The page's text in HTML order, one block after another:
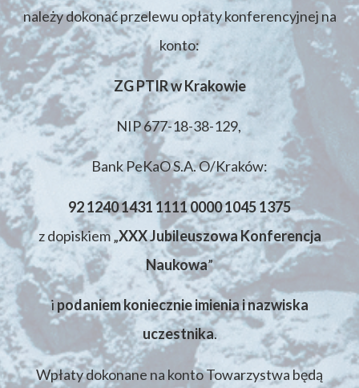
należy dokonać przelewu opłaty konferencyjnej na
konto:
ZG PTIR w Krakowie
NIP 677-18-38-129,
Bank PeKaO S.A. O/Kraków:
92 1240 1431 1111 0000 1045 1375
z dopiskiem „XXX Jubileuszowa Konferencja
Naukowa”
i podaniem koniecznie imienia i nazwiska
uczestnika.
Wpłaty dokonane na konto Towarzystwa będą